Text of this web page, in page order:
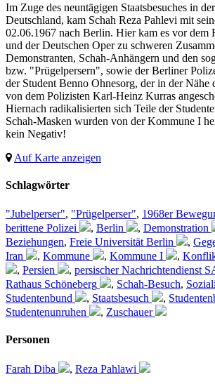
Im Zuge des neuntägigen Staatsbesuches in
Deutschland, kam Schah Reza Pahlevi mit
02.06.1967 nach Berlin. Hier kam es vor dem
und der Deutschen Oper zu schweren
Demonstranten, Schah-Anhängern und den
bzw. "Prügelpersern", sowie der Berliner
der Student Benno Ohnesorg, der in der Nähe
von dem Polizisten Karl-Heinz Kurras
Hiernach radikalisierten sich Teile der
Schah-Masken wurden von der Kommune I
kein Negativ!
Auf Karte anzeigen
Schlagwörter
"Jubelperser", "Prügelperser", 1968er
berittene Polizei
, Berlin , Demonstration
Beziehungen, Freie Universität Berlin ,
Iran
, Kommune , Kommune I ,
, Persien , persischer Nachrichtendienst
Rathaus Schöneberg
, Schah-Besuch,
Studentenbund
, Staatsbesuch ,
Studentenunruhen
, Zuschauer
Personen
Farah Diba , Reza Pahlawi